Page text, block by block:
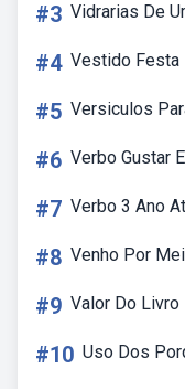
#3 Vidrarias De
#4 Vestido Festa
#5 Versiculos
#6 Verbo Gustar
#7 Verbo 3 Ano
#8 Venho Por
#9 Valor Do
#10 Uso Dos